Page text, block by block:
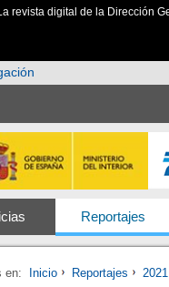
revista digital de la Dirección
Reportajes
en: Inicio Reportajes 2021